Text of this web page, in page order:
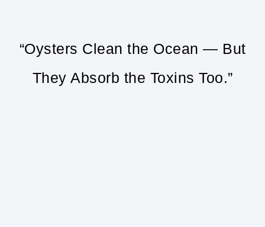
“Oysters Clean the Ocean — But
They Absorb the Toxins Too.”